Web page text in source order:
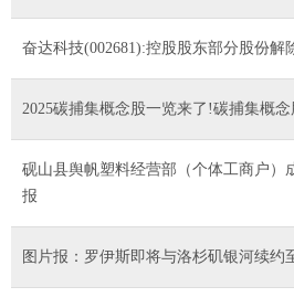
奋达科技(002681):控股股东部分股份解
2025碳捕集概念股一览来了!碳捕集概念
砚山县舆帆塑料经营部（个体工商户）
报
图片报：罗伊斯即将与洛杉矶银河续约